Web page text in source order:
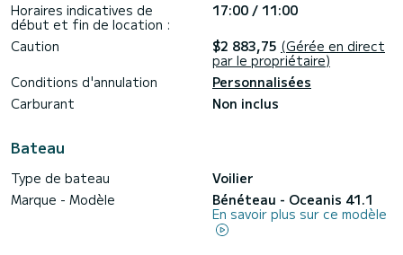
Horaires indicatives de
début et fin de location :
17:00 / 11:00
Caution
$2 883,75 (Gérée en direct
par le propriétaire)
Conditions d'annulation
Personnalisées
Carburant
Non inclus
Bateau
Type de bateau
Voilier
Marque - Modèle
Bénéteau - Oceanis 41.1
En savoir plus sur ce modèle